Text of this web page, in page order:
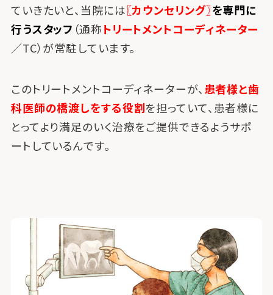
ていきたいと、当院には〖カウンセリング〗を専門に
行うスタッフ （通称トリートメントコーディネーター
／TC）が常駐しています。
このトリートメントコーディネーターが、患者様と歯
科医師の橋渡しをする役割を担っていて、患者様に
とってより満足のいく治療をご提供できるようサポ
ートしているんです。